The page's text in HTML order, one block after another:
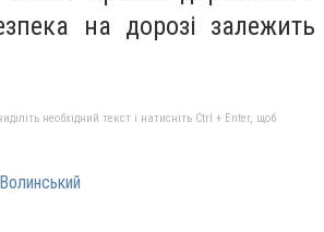
на дорозі залежить
необхідний текст і натисніть Ctrl + Enter, щоб